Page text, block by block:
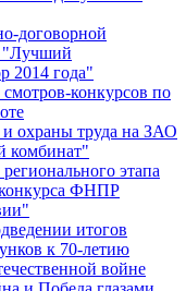
договорной
"Лучший
2014 года"
конкурсов по
охраны труда на ЗАО
комбинат"
этапа
ФНПР
итогов
к 70-летию
войне